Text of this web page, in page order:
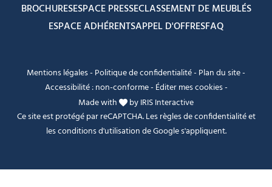
BROCHURESESPACE PRESSECLASSEMENT DE MEUBLÉS
ESPACE ADHÉRENTSAPPEL D'OFFRESFAQ
Mentions légales- Politique de confidentialité- Plan du site-
Accessibilité : non-conforme- Éditer mes cookies-
Made with
byIRIS Interactive
Ce site est protégé par reCAPTCHA. Lesrègles de confidentialitéet
lesconditions d'utilisationde Google s'appliquent.